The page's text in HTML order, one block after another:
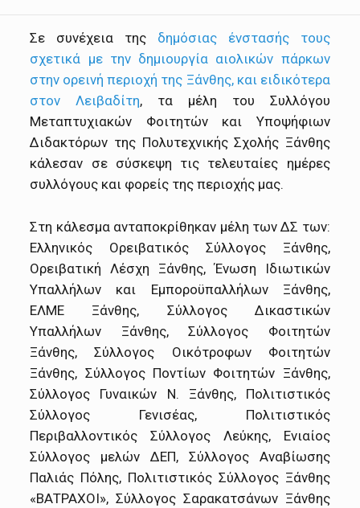
Σε συνέχεια της δημόσιας ένστασής τους
σχετικά με την δημιουργία αιολικών πάρκων
στην ορεινή περιοχή της Ξάνθης, και ειδικότερα
στον Λειβαδίτη, τα μέλη του Συλλόγου
Μεταπτυχιακών Φοιτητών και Υποψήφιων
Διδακτόρων της Πολυτεχνικής Σχολής Ξάνθης
κάλεσαν σε σύσκεψη τις τελευταίες ημέρες
συλλόγους και φορείς της περιοχής μας.
Στη κάλεσμα ανταποκρίθηκαν μέλη των ΔΣ των:
Ελληνικός Ορειβατικός Σύλλογος Ξάνθης,
Ορειβατική Λέσχη Ξάνθης, Ένωση Ιδιωτικών
Υπαλλήλων και Εμποροϋπαλλήλων Ξάνθης,
ΕΛΜΕ Ξάνθης, Σύλλογος Δικαστικών
Υπαλλήλων Ξάνθης, Σύλλογος Φοιτητών
Ξάνθης, Σύλλογος Οικότροφων Φοιτητών
Ξάνθης, Σύλλογος Ποντίων Φοιτητών Ξάνθης,
Σύλλογος Γυναικών Ν. Ξάνθης, Πολιτιστικός
Σύλλογος Γενισέας, Πολιτιστικός
Περιβαλλοντικός Σύλλογος Λεύκης, Ενιαίος
Σύλλογος μελών ΔΕΠ, Σύλλογος Αναβίωσης
Παλιάς Πόλης, Πολιτιστικός Σύλλογος Ξάνθης
«ΒΑΤΡΑΧΟΙ», Σύλλογος Σαρακατσάνων Ξάνθης